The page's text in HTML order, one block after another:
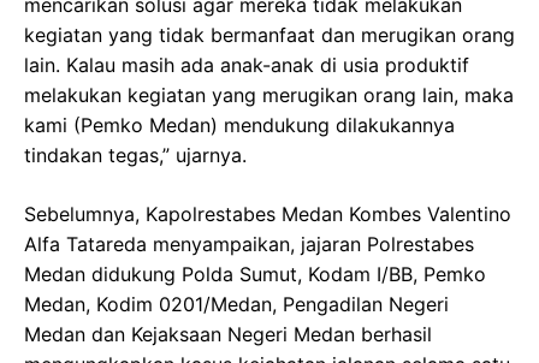
kegiatan yang tidak bermanfaat dan merugikan orang
lain. Kalau masih ada anak-anak di usia produktif
melakukan kegiatan yang merugikan orang lain, maka
kami (Pemko Medan) mendukung dilakukannya
tindakan tegas,” ujarnya.
Sebelumnya, Kapolrestabes Medan Kombes Valentino
Alfa Tatareda menyampaikan, jajaran Polrestabes
Medan didukung Polda Sumut, Kodam I/BB, Pemko
Medan, Kodim 0201/Medan, Pengadilan Negeri
Medan dan Kejaksaan Negeri Medan berhasil